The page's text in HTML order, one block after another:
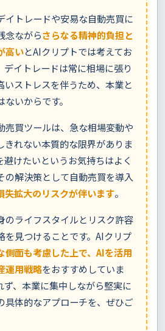
イトレードや安易な自動売買に
念ながらさらなる精神的負担と
高いとAIクリプトでは考えてお
デイトレードは常に相場に張り
いストレスを伴うため、本業と
いからです。
売買ツールは、急な相場変動や
きれない本質的な限界がありま
避けたいというお気持ちはよく
の解決策として自動売買を導入
失拡大のリスクが伴います。
のライフスタイルとリスク許容
を見つけることです。AIクリプ
側面も考慮した上で、AIを活用
運用戦略をおすすめしていま
ず、本業に集中しながら堅実に
具体的なアプローチを、ぜひご